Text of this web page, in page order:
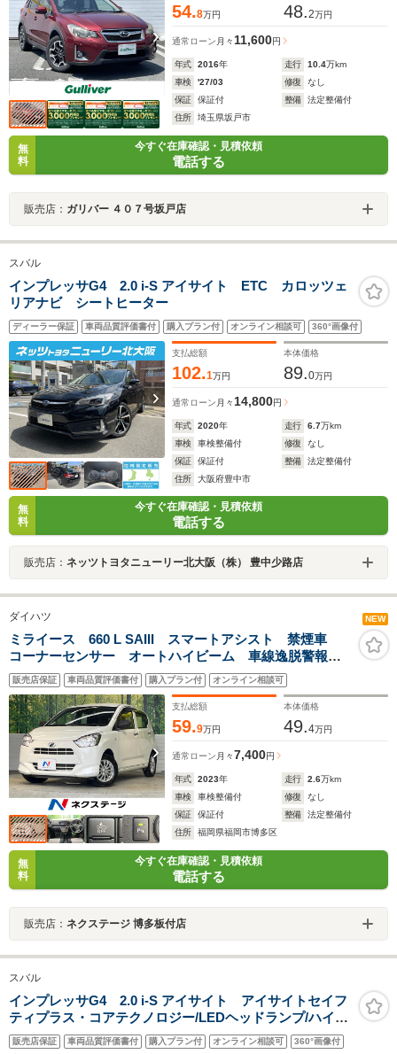
54.8万円 48.2万円
通常ローン 月々 11,600円
年式 2016年 走行 10.4万km
車検
'27/03 修復
なし
保証
保証付 整備
法定整備付
住所
埼玉県坂戸市
無
料
今すぐ在庫確認・見積依頼
電話する
販売店： ガリバー ４０７号坂戸店
スバル
インプレッサG4 2.0 i-S アイサイト ETC カロッツェ
リアナビ シートヒーター
ディーラー保証 車両品質評価書付 購入プラン付 オンライン相談可 360°画像付
支払総額
102.1万円
本体価格
89.0万円
通常ローン 月々 14,800円
年式 2020年 走行 6.7万km
車検
車検整備付 修復
なし
保証
保証付 整備
法定整備付
住所
大阪府豊中市
無
料
今すぐ在庫確認・見積依頼
電話する
販売店： ネッツトヨタニューリー北大阪（株） 豊中少路店
ダイハツ NEW
ミライース 660 L SAIII スマートアシスト 禁煙車
コーナーセンサー オートハイビーム 車線逸脱警報
オートライト CD再生
販売店保証 車両品質評価書付 購入プラン付 オンライン相談可
支払総額
59.9万円
本体価格
49.4万円
通常ローン 月々7,400円
年式 2023年 走行 2.6万km
車検
車検整備付 修復
なし
保証
保証付 整備
法定整備付
住所
福岡県福岡市博多区
無
料
今すぐ在庫確認・見積依頼
電話する
販売店： ネクステージ 博多板付店
スバル
インプレッサG4 2.0 i-S アイサイト アイサイトセイフ
ティプラス・コアテクノロジー/LEDヘッドランプ/ハイビ
ームアシスト/後側方警戒/前席パワーシート/サイド・バッ
販売店保証 車両品質評価書付 購入プラン付 オンライン相談可 360°画像付